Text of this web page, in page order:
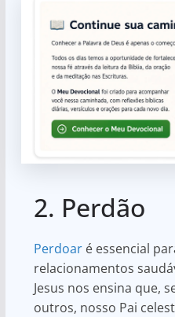
2. Perdão
Perdoaré essencial
relacionamentos
Jesus nos ensina que,
outros, nosso Pai